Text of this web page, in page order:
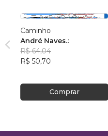
Caminho
André Naves.:
R$ 64,04
R$ 50,70
Comprar